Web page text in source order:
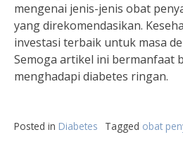
mengenai jenis-jenis obat
yang direkomendasikan.
investasi terbaik untuk masa
Semoga artikel ini bermanfaat
menghadapi diabetes ringan.
Posted in Diabetes Tagged obat